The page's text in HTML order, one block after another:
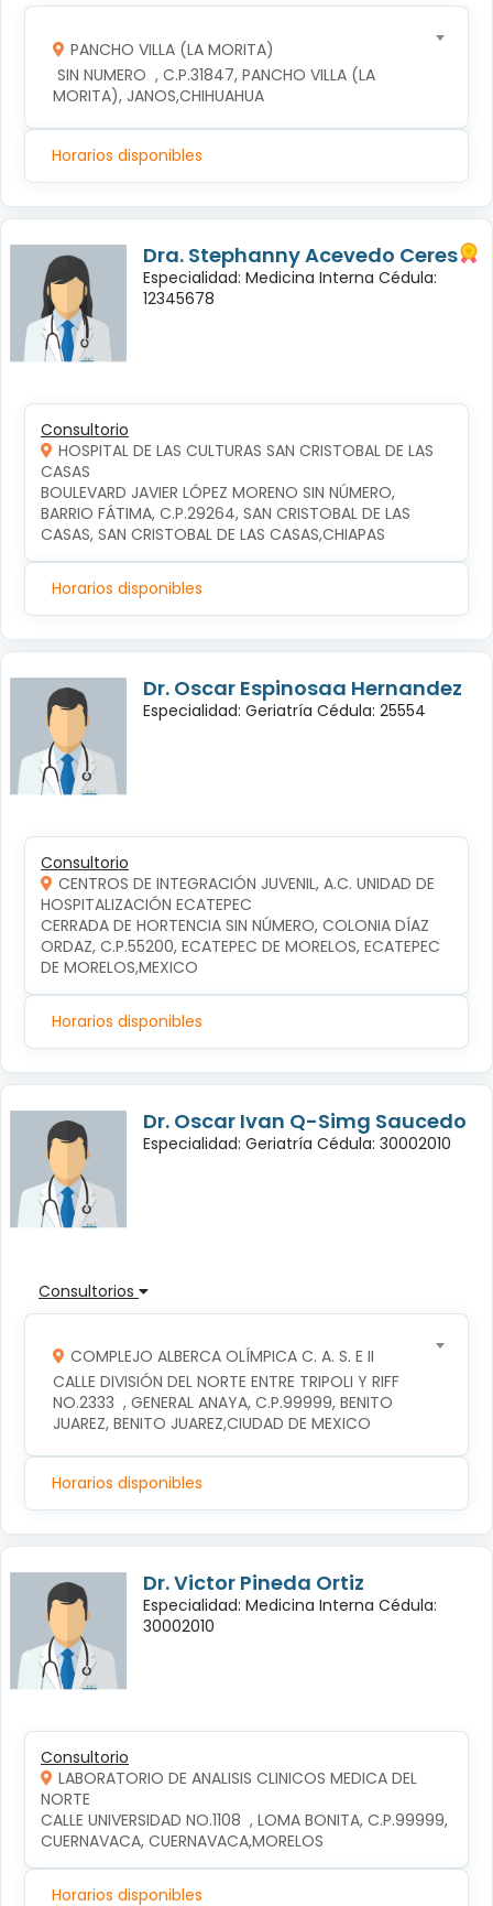
PANCHO VILLA (LA MORITA)
MORITA), JANOS,CHIHUAHUA
Horarios disponibles
Dra. Stephanny Acevedo Ceres
Especialidad: Medicina Interna Cédula:
12345678
Consultorio
HOSPITAL DE LAS CULTURAS SAN CRISTOBAL DE LAS
CASAS
BOULEVARD JAVIER LÓPEZ MORENO SIN NÚMERO,
BARRIO FÁTIMA, C.P.29264, SAN CRISTOBAL DE LAS
CASAS, SAN CRISTOBAL DE LAS CASAS,CHIAPAS
Horarios disponibles
Dr. Oscar Espinosaa Hernandez
Especialidad: Geriatría Cédula: 25554
Consultorio
CENTROS DE INTEGRACIÓN JUVENIL, A.C. UNIDAD DE
HOSPITALIZACIÓN ECATEPEC
CERRADA DE HORTENCIA SIN NÚMERO, COLONIA DÍAZ
ORDAZ, C.P.55200, ECATEPEC DE MORELOS, ECATEPEC
DE MORELOS,MEXICO
Horarios disponibles
Dr. Oscar Ivan Q-Simg Saucedo
Especialidad: Geriatría Cédula: 30002010
Consultorios
COMPLEJO ALBERCA OLÍMPICA C. A. S. E II
CALLE DIVISIÓN DEL NORTE ENTRE TRIPOLI Y RIFF
NO.2333  , GENERAL ANAYA, C.P.99999, BENITO
JUAREZ, BENITO JUAREZ,CIUDAD DE MEXICO
Horarios disponibles
Dr. Victor Pineda Ortiz
Especialidad: Medicina Interna Cédula:
30002010
Consultorio
LABORATORIO DE ANALISIS CLINICOS MEDICA DEL
NORTE
CALLE UNIVERSIDAD NO.1108  , LOMA BONITA, C.P.99999,
CUERNAVACA, CUERNAVACA,MORELOS
Horarios disponibles